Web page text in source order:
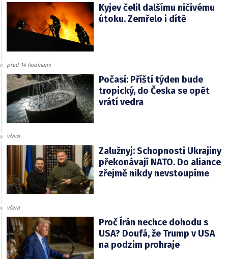
Kyjev čelil dalšímu ničivému
útoku. Zemřelo i dítě
před 14 hodinami
Počasí: Příští týden bude
tropický, do Česka se opět
vrátí vedra
včera
Zalužnyj: Schopnosti Ukrajiny
překonávají NATO. Do aliance
zřejmě nikdy nevstoupíme
včera
Proč Írán nechce dohodu s
USA? Doufá, že Trump v USA
na podzim prohraje